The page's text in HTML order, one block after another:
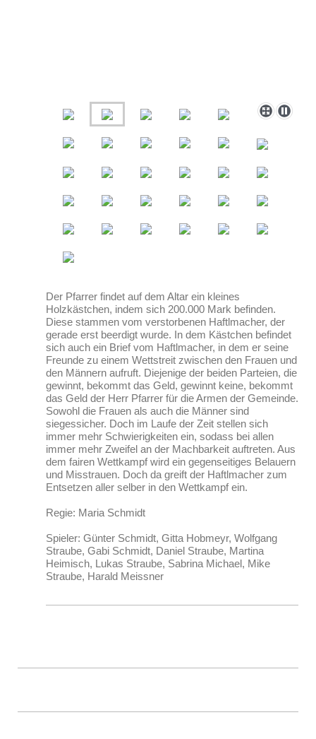
Der Pfarrer findet auf dem Altar ein kleines
Holzkästchen, indem sich 200.000 Mark befinden.
Diese stammen vom verstorbenen Haftlmacher, der
gerade erst beerdigt wurde. In dem Kästchen befindet
sich auch ein Brief vom Haftlmacher, in dem er seine
Freunde zu einem Wettstreit zwischen den Frauen und
den Männern aufruft. Diejenige der beiden Parteien, die
gewinnt, bekommt das Geld, gewinnt keine, bekommt
das Geld der Herr Pfarrer für die Armen der Gemeinde.
Sowohl die Frauen als auch die Männer sind
siegessicher. Doch im Laufe der Zeit stellen sich
immer mehr Schwierigkeiten ein, sodass bei allen
immer mehr Zweifel an der Machbarkeit auftreten. Aus
dem fairen Wettkampf wird ein gegenseitiges Belauern
und Misstrauen. Doch da greift der Haftlmacher zum
Entsetzen aller selber in den Wettkampf ein.
Regie: Maria Schmidt
Spieler: Günter Schmidt, Gitta Hobmeyr, Wolfgang
Straube, Gabi Schmidt, Daniel Straube, Martina
Heimisch, Lukas Straube, Sabrina Michael, Mike
Straube, Harald Meissner